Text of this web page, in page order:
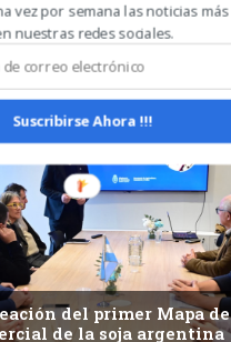
ALL
del primer Mapa de
de la soja argentina
vez por semana las noticias más
nuestras redes sociales.
Suscribirse Ahora !!!